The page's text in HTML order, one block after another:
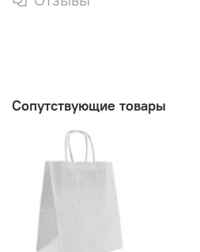
Сопутствующие товары